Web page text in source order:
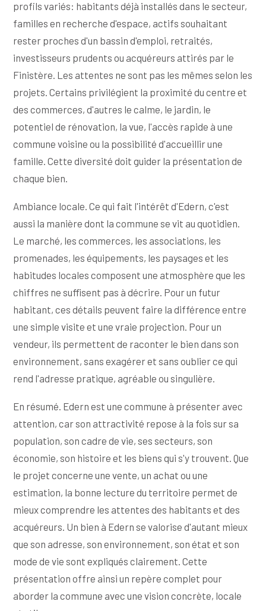
profils variés: habitants déjà installés dans le secteur,
familles en recherche d'espace, actifs souhaitant
rester proches d'un bassin d'emploi, retraités,
investisseurs prudents ou acquéreurs attirés par le
Finistère. Les attentes ne sont pas les mêmes selon les
projets. Certains privilégient la proximité du centre et
des commerces, d'autres le calme, le jardin, le
potentiel de rénovation, la vue, l'accès rapide à une
commune voisine ou la possibilité d'accueillir une
famille. Cette diversité doit guider la présentation de
chaque bien.
Ambiance locale. Ce qui fait l'intérêt d'Edern, c'est
aussi la manière dont la commune se vit au quotidien.
Le marché, les commerces, les associations, les
promenades, les équipements, les paysages et les
habitudes locales composent une atmosphère que les
chiffres ne suffisent pas à décrire. Pour un futur
habitant, ces détails peuvent faire la différence entre
une simple visite et une vraie projection. Pour un
vendeur, ils permettent de raconter le bien dans son
environnement, sans exagérer et sans oublier ce qui
rend l'adresse pratique, agréable ou singulière.
En résumé. Edern est une commune à présenter avec
attention, car son attractivité repose à la fois sur sa
population, son cadre de vie, ses secteurs, son
économie, son histoire et les biens qui s'y trouvent. Que
le projet concerne une vente, un achat ou une
estimation, la bonne lecture du territoire permet de
mieux comprendre les attentes des habitants et des
acquéreurs. Un bien à Edern se valorise d'autant mieux
que son adresse, son environnement, son état et son
mode de vie sont expliqués clairement. Cette
présentation offre ainsi un repère complet pour
aborder la commune avec une vision concrète, locale